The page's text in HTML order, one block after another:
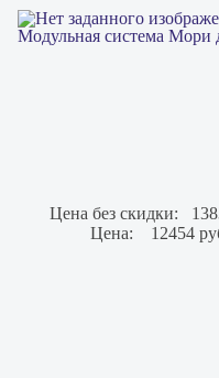
Модульная система Мори
Цена без скидки:
Цена:
12454